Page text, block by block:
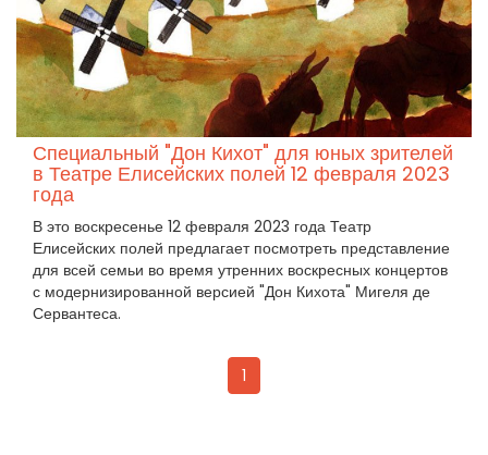
Специальный "Дон Кихот" для юных зрителей
в Театре Елисейских полей 12 февраля 2023
года
В это воскресенье 12 февраля 2023 года Театр
Елисейских полей предлагает посмотреть представление
для всей семьи во время утренних воскресных концертов
с модернизированной версией "Дон Кихота" Мигеля де
Сервантеса.
1